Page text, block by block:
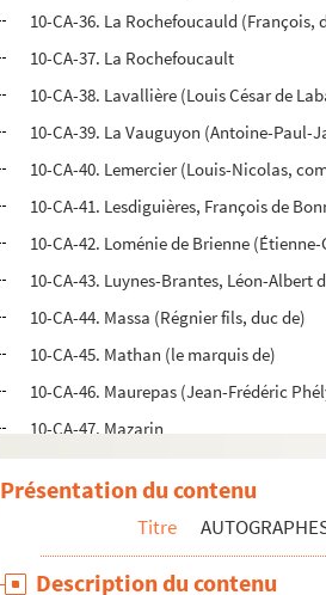
10-CA-36. La Rochefoucauld
10-CA-37. La Rochefoucault
10-CA-38. Lavallière (Louis César de
10-CA-39. La Vauguyon (Antoine-Paul-
10-CA-40. Lemercier (Louis-Nicolas,
10-CA-41. Lesdiguières, François de
10-CA-42. Loménie de Brienne
10-CA-43. Luynes-Brantes, Léon-Albert
10-CA-44. Massa (Régnier fils, duc de)
10-CA-45. Mathan (le marquis de)
10-CA-46. Maurepas (Jean-Frédéric
10-CA-47. Mazarin
10-CA-48. Metternich-Winneburg
10-CA-49. Montausier (Charles de
10-CA-50. Montville (Thomas-
10-CA-51. Mouchy (Charles-Philippe-
Présentation du contenu
Titre
Description du contenu